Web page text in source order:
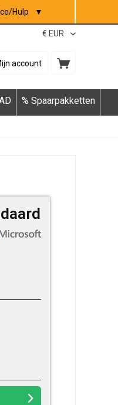
Hulp ▼
account
% Spaarpakketten